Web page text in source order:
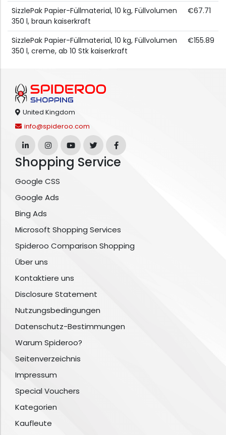
SizzlePak Papier-Füllmaterial, 10 kg, Füllvolumen
350 l, braun kaiserkraft
€67.71
SizzlePak Papier-Füllmaterial, 10 kg, Füllvolumen
350 l, creme, ab 10 Stk kaiserkraft
€155.89
United Kingdom
info@spideroo.com
Shopping Service
Google CSS
Google Ads
Bing Ads
Microsoft Shopping Services
Spideroo Comparison Shopping
Über uns
Kontaktiere uns
Disclosure Statement
Nutzungsbedingungen
Datenschutz-Bestimmungen
Warum Spideroo?
Seitenverzeichnis
Impressum
Special Vouchers
Kategorien
Kaufleute